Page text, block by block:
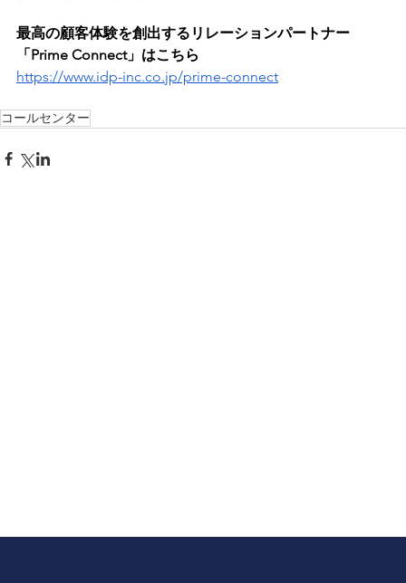
最高の顧客体験を創出するリレーションパートナー
「Prime Connect」はこちら
https://www.idp-inc.co.jp/prime-connect
コールセンター